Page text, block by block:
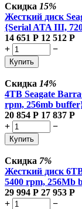
Скидка 15%
Жесткий диск
{Serial ATA III,
14 651 Р 12 512 Р
+
−
Купить
Скидка 14%
4TB Seagate
rpm, 256mb
20 854 Р 17 837 Р
+
−
Купить
Скидка 7%
Жесткий диск
5400 rpm, 256Mb
29 994 Р 27 953 Р
+
−